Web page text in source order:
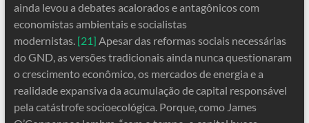
ainda levou a debates acalorados e antagônicos com
economistas ambientais e socialistas
modernistas. [21] Apesar das reformas sociais necessárias
do GND, as versões tradicionais ainda nunca questionaram
o crescimento econômico, os mercados de energia e a
realidade expansiva da acumulação de capital responsável
pela catástrofe socioecológica. Porque, como James